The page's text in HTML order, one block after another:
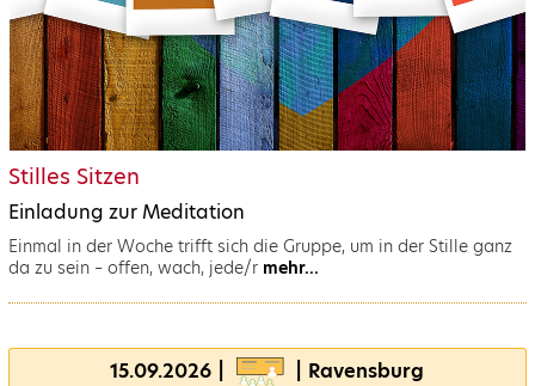
Stilles Sitzen
Einladung zur Meditation
Einmal in der Woche trifft sich die Gruppe, um in der Stille ganz
da zu sein – offen, wach, jede/rmehr...
15.09.2026 | | Ravensburg